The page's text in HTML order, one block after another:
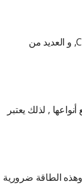
يتضمن علي العديد من لفيتامينات مثل فيتامين B6 وفيتامين E وفيتامين C, و العديد من
, لذلك يعتبر
الطاقة ضرورية